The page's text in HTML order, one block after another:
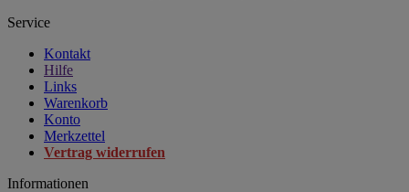
Service
Kontakt
Hilfe
Links
Warenkorb
Konto
Merkzettel
Vertrag widerrufen
Informationen